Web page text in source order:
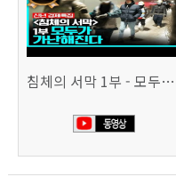
침체의 서막 1부 - 모두가 가난해진다 | 시사직격 신년특집